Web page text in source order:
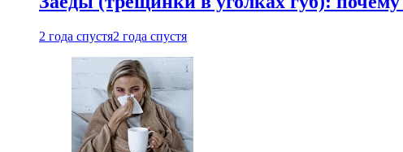
2 года спустя2 года спустя